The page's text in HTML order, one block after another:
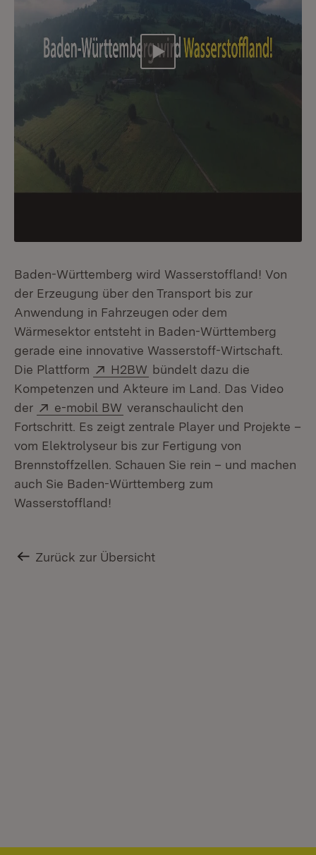
Video abspielen
Baden-Württemberg wird Wasserstoffland! Von
der Erzeugung über den Transport bis zur
Anwendung in Fahrzeugen oder dem
Wärmesektor entsteht in Baden-Württemberg
gerade eine innovative Wasserstoff-Wirtschaft.
Die Plattform
Extern:
H2BW (Öffnet in neuem Fenster)
bündelt dazu die
Kompetenzen und Akteure im Land. Das Video
der
Extern:
e-mobil BW (Öffnet in neuem Fenster)
veranschaulicht den
Fortschritt. Es zeigt zentrale Player und Projekte –
vom Elektrolyseur bis zur Fertigung von
Brennstoffzellen. Schauen Sie rein – und machen
auch Sie Baden-Württemberg zum
Wasserstoffland!
Zurück zur Übersicht